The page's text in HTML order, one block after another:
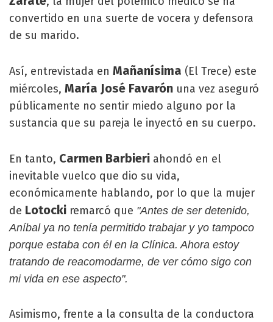
convertido en una suerte de vocera y defensora
de su marido.
Así, entrevistada en Mañanísima (El Trece) este
miércoles, María José Favarón una vez aseguró
públicamente no sentir miedo alguno por la
sustancia que su pareja le inyectó en su cuerpo.
En tanto, Carmen Barbieri ahondó en el
inevitable vuelco que dio su vida,
económicamente hablando, por lo que la mujer
de Lotocki remarcó que "Antes de ser detenido,
Aníbal ya no tenía permitido trabajar y yo tampoco
porque estaba con él en la Clínica. Ahora estoy
tratando de reacomodarme, de ver cómo sigo con
mi vida en ese aspecto".
Asimismo, frente a la consulta de la conductora